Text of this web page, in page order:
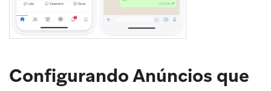
Configurando Anúncios que